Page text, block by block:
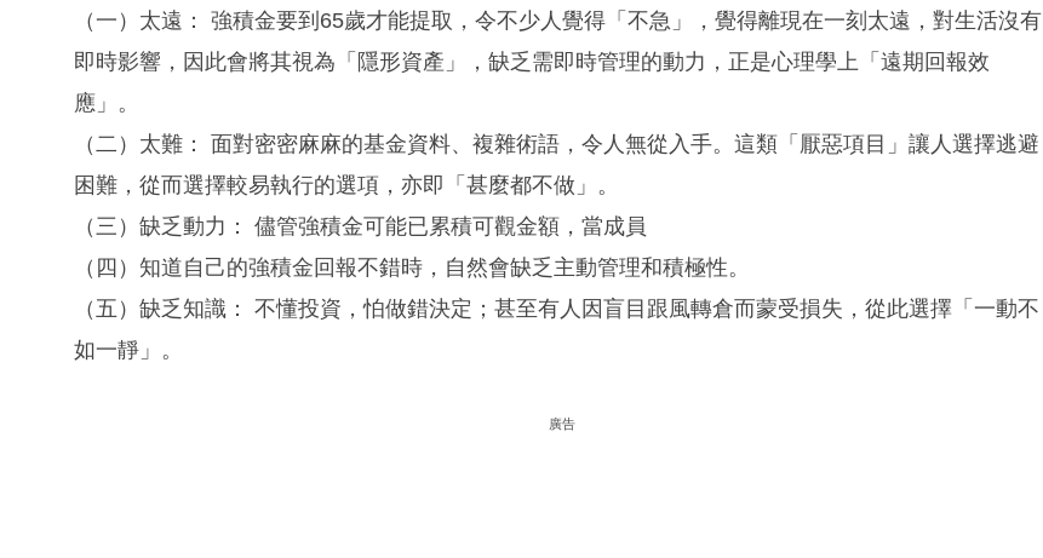
（一）太遠： 強積金要到65歲才能提取，令不少人覺得「不急」，覺得離現在一刻太遠，對生活沒有
即時影響，因此會將其視為「隱形資產」，缺乏需即時管理的動力，正是心理學上「遠期回報效
應」。
（二）太難： 面對密密麻麻的基金資料、複雜術語，令人無從入手。這類「厭惡項目」讓人選擇逃避
困難，從而選擇較易執行的選項，亦即「甚麼都不做」。
（三）缺乏動力： 儘管強積金可能已累積可觀金額，當成員
（四）知道自己的強積金回報不錯時，自然會缺乏主動管理和積極性。
（五）缺乏知識： 不懂投資，怕做錯決定；甚至有人因盲目跟風轉倉而蒙受損失，從此選擇「一動不
如一靜」。
廣告